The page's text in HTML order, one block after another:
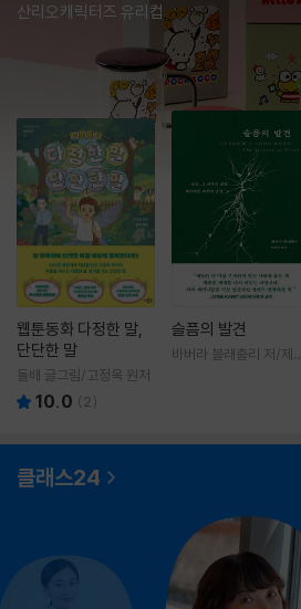
산리오캐릭터즈 유리컵
웹툰동화 다정한 말,
단단한 말
돌배 글그림/고정욱 원저
10.0 ( 2)
슬픔의 발견
바버라 블래츨리 저/제효
클래스24